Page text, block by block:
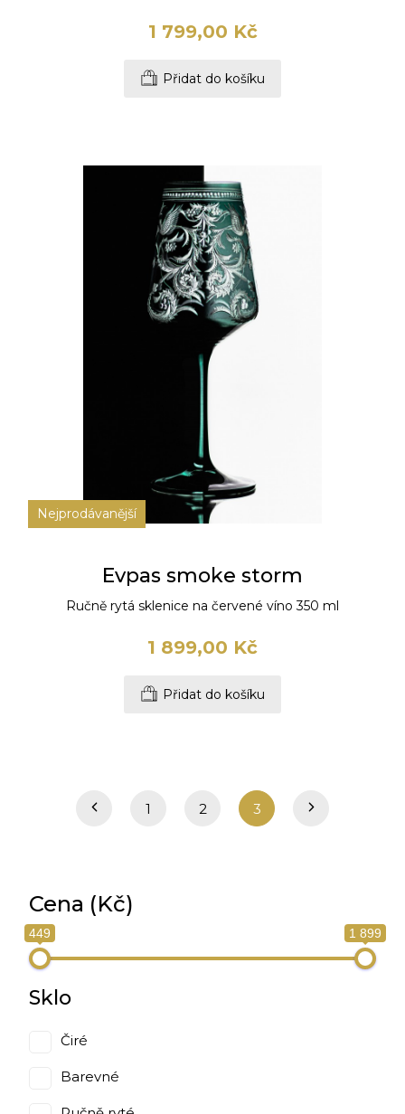
1 799,00 Kč
Přidat do košíku
Nejprodávanější
Evpas smoke storm
Ručně rytá sklenice na červené víno 350 ml
1 899,00 Kč
Přidat do košíku
1 2 3
Cena (Kč)
449 1 899
Sklo
Čiré
Barevné